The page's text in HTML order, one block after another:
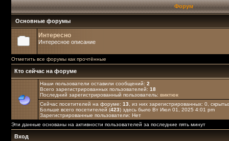
Форум
Основные форумы
Интересно
Интересное описание
Отметить все форумы как прочтённые
Кто сейчас на форуме
Наши пользователи оставили сообщений: 2
Всего зарегистрированных пользователей: 18
Последний зарегистрированный пользователь: виктюк
Сейчас посетителей на форуме: 13 , из них зарегистрированных: 0,
Больше всего посетителей (423) здесь было Вт Июл 01, 2025 4:01 pm
Зарегистрированные пользователи: Нет
Эти данные основаны на активности пользователей за последние пять минут
Вход